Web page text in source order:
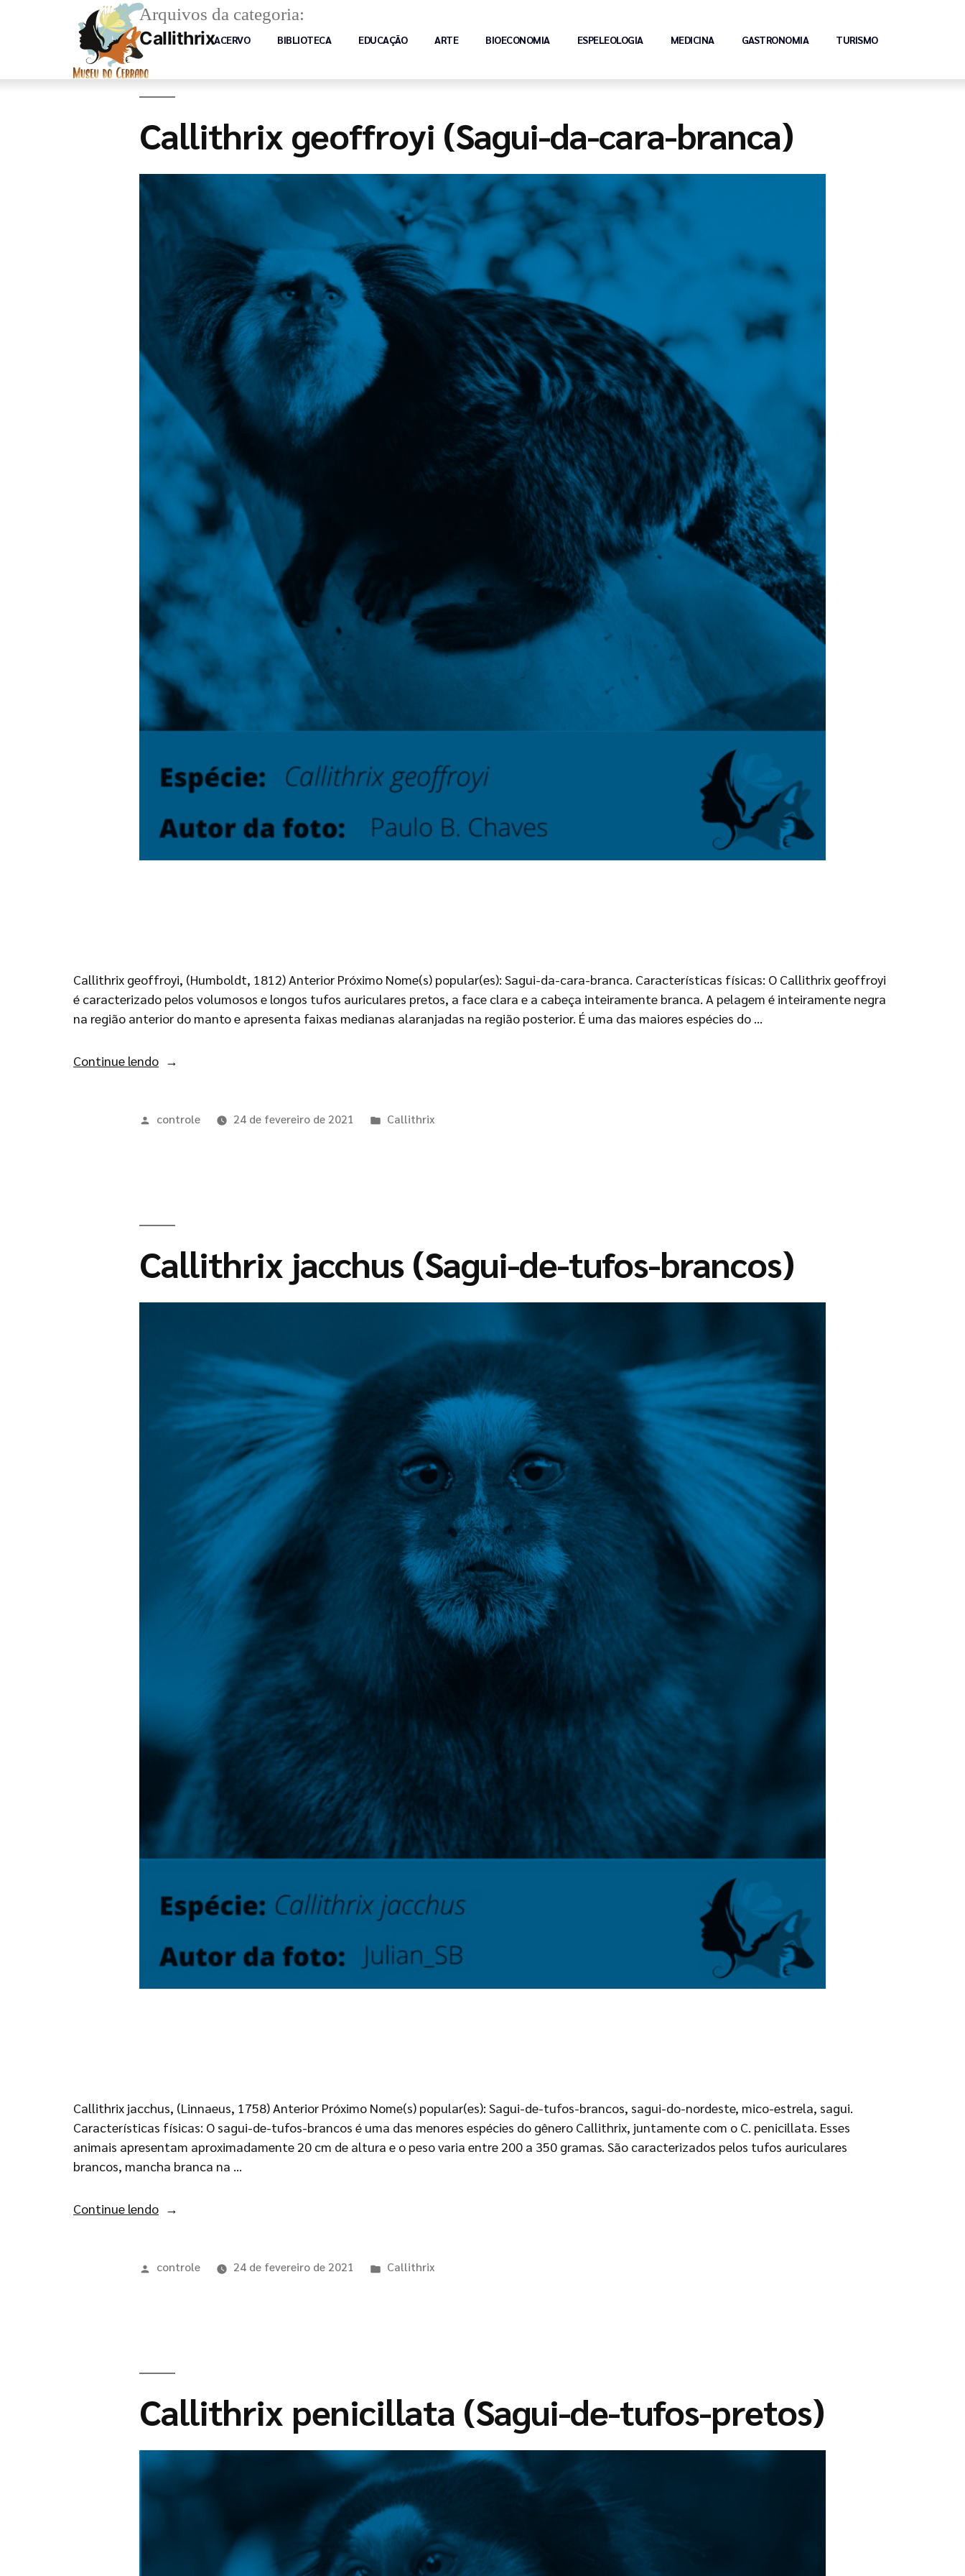
ACERVO BIBLIOTECA EDUCAÇÃO ARTE BIOECONOMIA ESPELEOLOGIA MEDICINA GASTRONOMIA TURISMO
Arquivos da categoria:
Callithrix
Callithrix geoffroyi (Sagui-da-cara-branca)
Callithrix geoffroyi, (Humboldt, 1812) Anterior Próximo Nome(s) popular(es): Sagui-da-cara-branca. Características físicas: O Callithrix geoffroyi
é caracterizado pelos volumosos e longos tufos auriculares pretos, a face clara e a cabeça inteiramente branca. A pelagem é inteiramente negra
na região anterior do manto e apresenta faixas medianas alaranjadas na região posterior. É uma das maiores espécies do …
Continue lendo
controle 24 de fevereiro de 2021 Callithrix
Callithrix jacchus (Sagui-de-tufos-brancos)
Callithrix jacchus, (Linnaeus, 1758) Anterior Próximo Nome(s) popular(es): Sagui-de-tufos-brancos, sagui-do-nordeste, mico-estrela, sagui.
Características físicas: O sagui-de-tufos-brancos é uma das menores espécies do gênero Callithrix, juntamente com o C. penicillata. Esses
animais apresentam aproximadamente 20 cm de altura e o peso varia entre 200 a 350 gramas. São caracterizados pelos tufos auriculares
brancos, mancha branca na …
Continue lendo
controle 24 de fevereiro de 2021 Callithrix
Callithrix penicillata (Sagui-de-tufos-pretos)